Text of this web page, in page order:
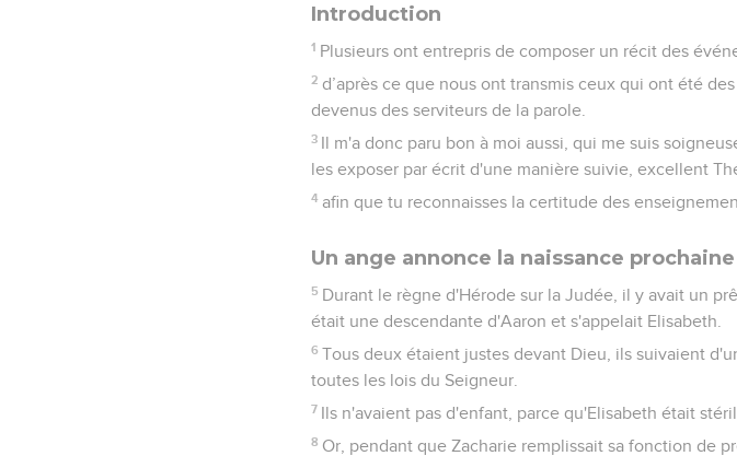
Introduction
1 Plusieurs ont entrepris de composer un récit des
2 d’après ce que nous ont transmis ceux qui ont été
devenus des serviteurs de la parole.
3 Il m'a donc paru bon à moi aussi, qui me suis
les exposer par écrit d'une manière suivie, excellent
4 afin que tu reconnaisses la certitude des
Un ange annonce la naissance
5 Durant le règne d'Hérode sur la Judée, il y avait un
était une descendante d'Aaron et s'appelait Elisabeth.
6 Tous deux étaient justes devant Dieu, ils suivaient
toutes les lois du Seigneur.
7 Ils n'avaient pas d'enfant, parce qu'Elisabeth était
8 Or, pendant que Zacharie remplissait sa fonction de